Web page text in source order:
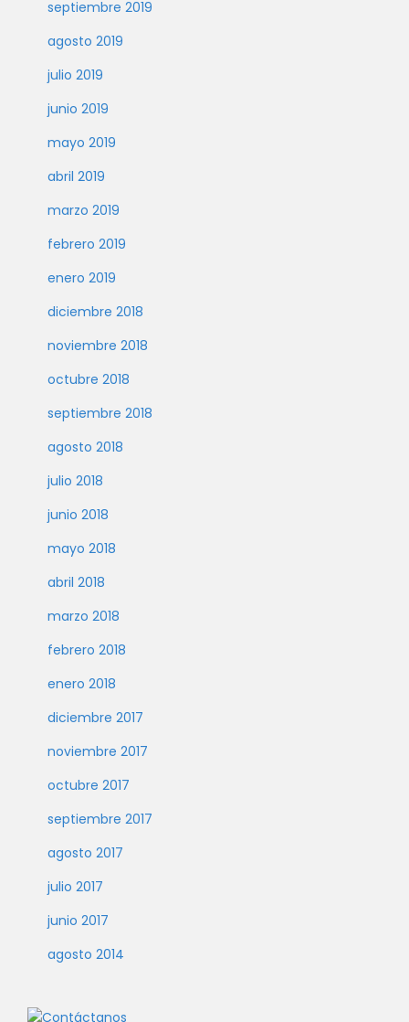
septiembre 2019
agosto 2019
julio 2019
junio 2019
mayo 2019
abril 2019
marzo 2019
febrero 2019
enero 2019
diciembre 2018
noviembre 2018
octubre 2018
septiembre 2018
agosto 2018
julio 2018
junio 2018
mayo 2018
abril 2018
marzo 2018
febrero 2018
enero 2018
diciembre 2017
noviembre 2017
octubre 2017
septiembre 2017
agosto 2017
julio 2017
junio 2017
agosto 2014